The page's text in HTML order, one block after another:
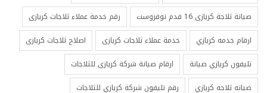
صيانة ثلاجة كريازى 16 قدم نوفروست
رقم خدمة عملاء ثلاجات كريازى
ارقام خدمه كريازي
خدمة عملاء ثلاجات كريازى
اصلاح ثلاجات كريازى
تليفون كريازي صيانة
ارقام صيانة شركة كريازى للثلاجات
صيانه ثلاجه كريازي
رقم تليفون شركة كريازي للثلاجات